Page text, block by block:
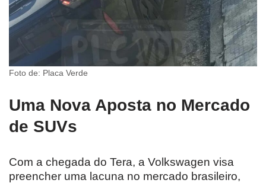
Foto de: Placa Verde
Uma Nova Aposta no Mercado
de SUVs
Com a chegada do Tera, a Volkswagen visa
preencher uma lacuna no mercado brasileiro,